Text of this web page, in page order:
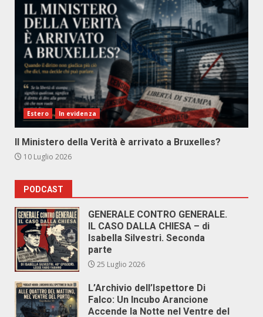
Estero In evidenza
Il Ministero della Verità è arrivato a Bruxelles?
10 Luglio 2026
PODCAST
GENERALE CONTRO GENERALE.
IL CASO DALLA CHIESA – di
Isabella Silvestri. Seconda
parte
25 Luglio 2026
L’Archivio dell’Ispettore Di
Falco: Un Incubo Arancione
Accende la Notte nel Ventre del